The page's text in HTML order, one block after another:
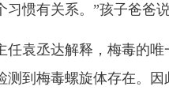
惯有关系。”孩子爸爸说
袁丞达解释， 梅毒的唯
到梅毒螺旋体存在。